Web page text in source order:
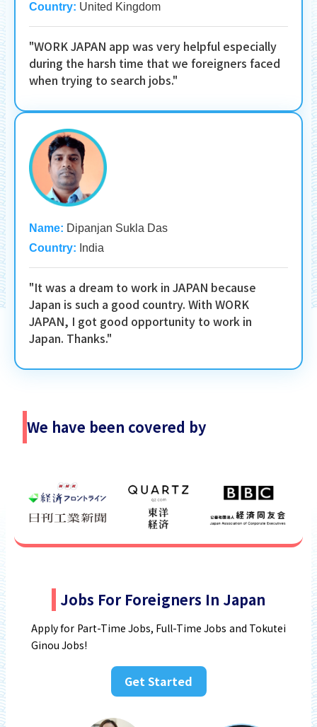
Country: United Kingdom
"WORK JAPAN app was very helpful especially
during the harsh time that we foreigners faced
when trying to search jobs."
Name: Dipanjan Sukla Das
Country: India
"It was a dream to work in JAPAN because
Japan is such a good country. With WORK
JAPAN, I got good opportunity to work in
Japan. Thanks."
We have been covered by
Jobs For Foreigners In Japan
Apply for Part-Time Jobs, Full-Time Jobs and Tokutei
Ginou Jobs!
Get Started